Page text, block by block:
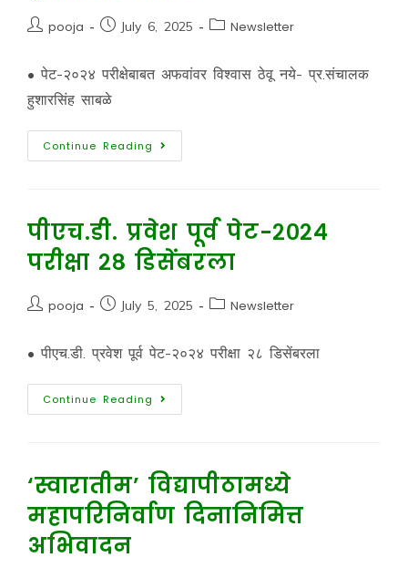
pooja July 6, 2025 Newsletter
• पेट-२०२४ परीक्षेबाबत अफवांवर विश्वास ठेवू नये- प्र.संचालक
हुशारसिंह साबळे
Continue Reading
पीएच.डी. प्रवेश पूर्व पेट-२०२४
परीक्षा २८ डिसेंबरला
pooja July 5, 2025 Newsletter
• पीएच.डी. प्रवेश पूर्व पेट-२०२४ परीक्षा २८ डिसेंबरला
Continue Reading
‘स्वारातीम’ विद्यापीठामध्ये
महापरिनिर्वाण दिनानिमित्त
अभिवादन